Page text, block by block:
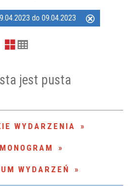
do 09.04.2023
jest pusta
WYDARZENIA
WYDARZEŃ